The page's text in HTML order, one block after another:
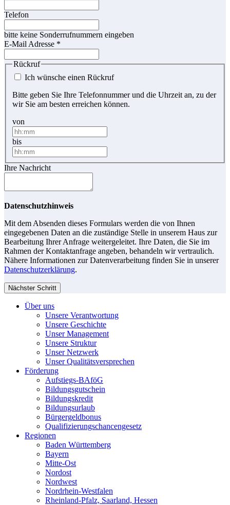
Telefon
bitte keine Sonderrufnummern eingeben
E-Mail Adresse *
Rückruf
Ich wünsche einen Rückruf
Bitte geben Sie Ihre Telefonnummer und die Uhrzeit an, zu der
wir Sie am besten erreichen können.
von
bis
Ihre Nachricht
Datenschutzhinweis
Mit dem Absenden dieses Formulars werden die von Ihnen
eingegebenen Daten an die zuständige Stelle in unserem Haus zur
Bearbeitung Ihrer Anfrage weitergeleitet. Ihre Daten, die Sie im
Rahmen der Kontaktanfrage angeben, behandeln wir vertraulich.
Nähere Informationen zur Datenverarbeitung finden Sie in unserer
Datenschutzerklärung.
Nächster Schritt
Über uns
Unsere Verantwortung
Unsere Geschichte
Unser Management
Unsere Struktur
Unser Netzwerk
Unser Qualitätsversprechen
Förderung
Aufstiegs-BAföG
Bildungsgutschein
Bildungskredit
Bildungsurlaub
Bürgergeldbonus
Qualifizierungschancengesetz
Regionen
Baden Württemberg
Bayern
Mitte-Ost
Nordost
Nordwest
Nordrhein-Westfalen
Rheinland-Pfalz, Saarland, Hessen